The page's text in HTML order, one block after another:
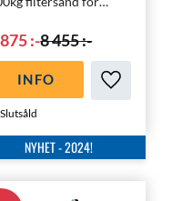
i Spanien av
kvalité | 3-års
:-8 455:-
NYHET - 2024!
Lägg till i
Slutsåld
INFO